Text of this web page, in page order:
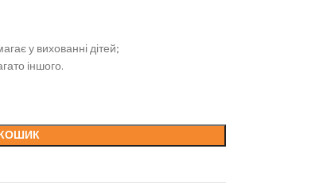
у вихованні дітей;
іншого.